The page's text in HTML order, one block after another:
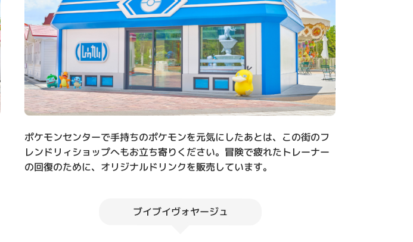
ポケモンセンターで手持ちのポケモンを元気にしたあとは、この街のフ
レンドリィショップへもお立ち寄りください。冒険で疲れたトレーナー
の回復のために、オリジナルドリンクを販売しています。
ブイブイヴォヤージュ